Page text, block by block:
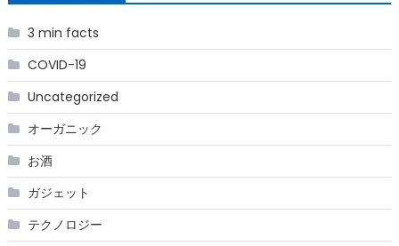
3 min facts
COVID-19
Uncategorized
オーガニック
お酒
ガジェット
テクノロジー